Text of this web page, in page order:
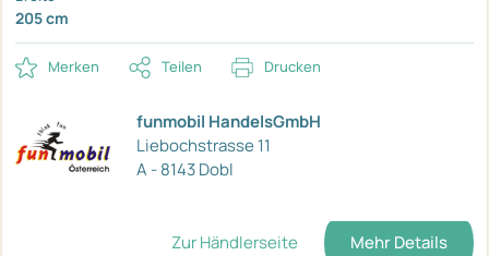
205 cm
Merken Teilen Drucken
funmobil HandelsGmbH
Liebochstrasse 11
A - 8143 Dobl
Zur Händlerseite Mehr Details